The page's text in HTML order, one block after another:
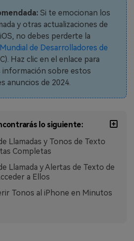
datos del teléfono, de
y archivos entre dispositivos
te tiene al tanto de todo
Si te emocionan los
y otras actualizaciones de
no debes perderte la
de Desarrolladores de
Haz clic en el enlace para
sobre estos
anuncios de 2024.
lo siguiente:
Llamadas y Tonos de Texto
Completas
Llamada y Alertas de Texto de
a Ellos
Tonos al iPhone en Minutos